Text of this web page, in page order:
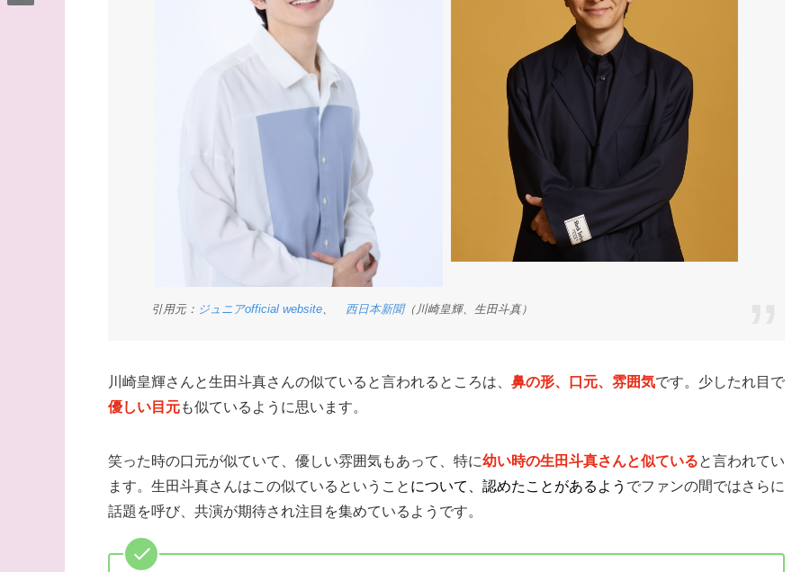
引用元： ジュニアofficial website、 西日本新聞（川崎皇輝、生田斗真）
川崎皇輝さんと生田斗真さんの似ていると言われるところは、 鼻の形、口元、雰囲気です。少したれ目で
優しい目元も似ているように思います。
笑った時の口元が似ていて、優しい雰囲気もあって、特に幼い時の生田斗真さんと似ていると言われてい
ます。生田斗真さんはこの似ているということ について、認めたことがあるよう でファンの間ではさらに
話題を呼び、共演が期待され注目を集めているようです。